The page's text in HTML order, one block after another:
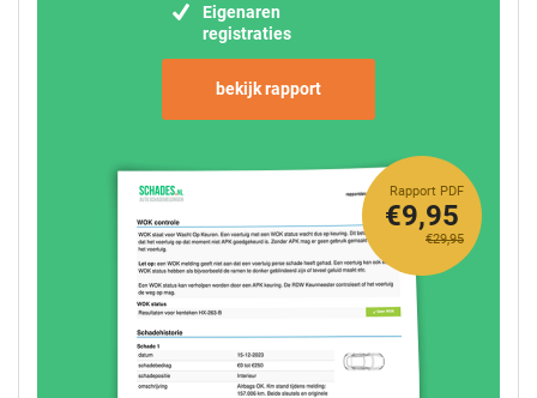
Eigenaren
registraties
bekijk rapport
Rapport PDF
€29,95
€9,95